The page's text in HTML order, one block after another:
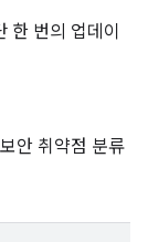
한 번의 업데이
안 취약점 분류